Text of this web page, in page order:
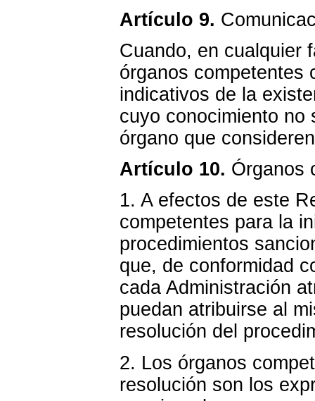
Artículo 9.
Cuando, en cualquier
órganos competentes
indicativos de la
cuyo conocimiento no
órgano que
Artículo 10. Órganos
1. A efectos de este
competentes para la
procedimientos
que, de conformidad
cada Administración
puedan atribuirse al
resolución del
2. Los órganos
resolución son los